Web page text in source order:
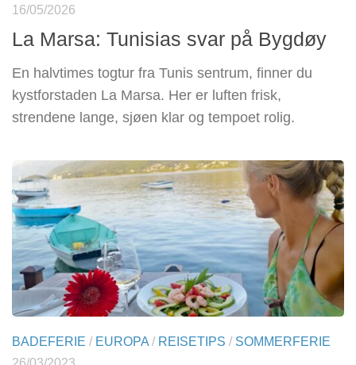
16/05/2026
La Marsa: Tunisias svar på Bygdøy
En halvtimes togtur fra Tunis sentrum, finner du
kystforstaden La Marsa. Her er luften frisk,
strendene lange, sjøen klar og tempoet rolig.
BADEFERIE / EUROPA / REISETIPS / SOMMERFERIE